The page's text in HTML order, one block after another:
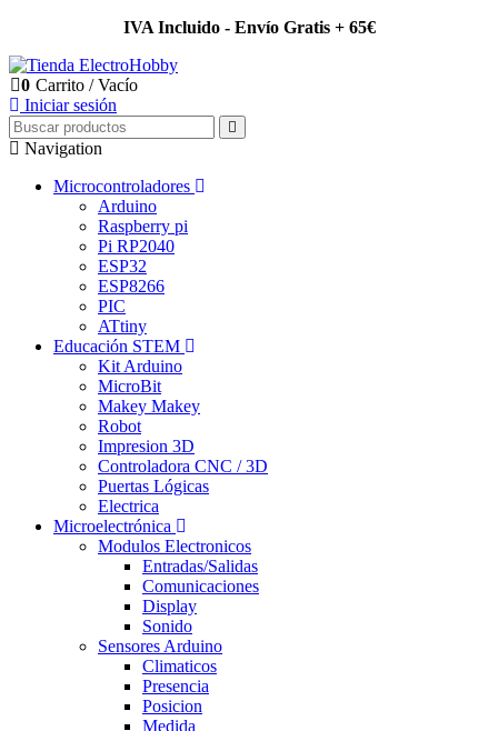
IVA Incluido - Envío Gratis + 65€
0 Carrito /Vacío
Iniciar sesión
Navigation
Microcontroladores
Arduino
Raspberry pi
Pi RP2040
ESP32
ESP8266
PIC
ATtiny
Educación STEM
Kit Arduino
MicroBit
Makey Makey
Robot
Impresion 3D
Controladora CNC / 3D
Puertas Lógicas
Electrica
Microelectrónica
Modulos Electronicos
Entradas/Salidas
Comunicaciones
Display
Sonido
Sensores Arduino
Climaticos
Presencia
Posicion
Medida